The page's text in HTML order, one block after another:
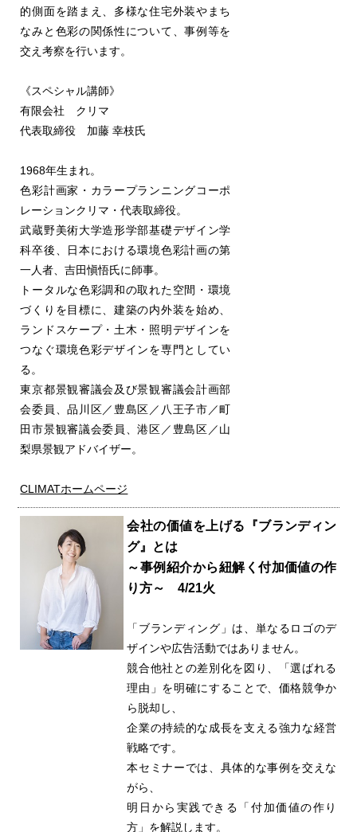
的側面を踏まえ、多様な住宅外装やまち
なみと色彩の関係性について、事例等を
交え考察を行います。
《スペシャル講師》
有限会社 クリマ
代表取締役 加藤 幸枝氏
1968年生まれ。
色彩計画家・カラープランニングコーポ
レーションクリマ・代表取締役。
武蔵野美術大学造形学部基礎デザイン学
科卒後、日本における環境色彩計画の第
一人者、吉田愼悟氏に師事。
トータルな色彩調和の取れた空間・環境
づくりを目標に、建築の内外装を始め、
ランドスケープ・土木・照明デザインを
つなぐ環境色彩デザインを専門としてい
る。
東京都景観審議会及び景観審議会計画部
会委員、品川区／豊島区／八王子市／町
田市景観審議会委員、港区／豊島区／山
梨県景観アドバイザー。
CLIMATホームページ
会社の価値を上げる『ブランディン
グ』とは
～事例紹介から紐解く付加価値の作
り方～ 4/21火
「ブランディング」は、単なるロゴのデ
ザインや広告活動ではありません。
競合他社との差別化を図り、「選ばれる
理由」を明確にすることで、価格競争か
ら脱却し、
企業の持続的な成長を支える強力な経営
戦略です。
本セミナーでは、具体的な事例を交えな
がら、
明日から実践できる「付加価値の作り
方」を解説します。